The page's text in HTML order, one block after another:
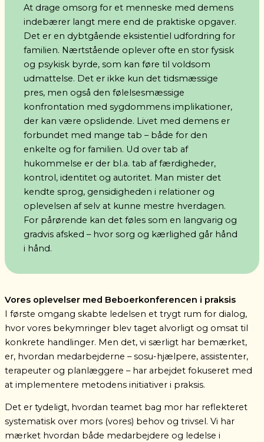
At drage omsorg for et menneske med demens
indebærer langt mere end de praktiske opgaver.
Det er en dybtgående eksistentiel udfordring for
familien. Nærtstående oplever ofte en stor fysisk
og psykisk byrde, som kan føre til voldsom
udmattelse. Det er ikke kun det tidsmæssige
pres, men også den følelsesmæssige
konfrontation med sygdommens implikationer,
der kan være opslidende. Livet med demens er
forbundet med mange tab – både for den
enkelte og for familien. Ud over tab af
hukommelse er der bl.a. tab af færdigheder,
kontrol, identitet og autoritet. Man mister det
kendte sprog, gensidigheden i relationer og
oplevelsen af selv at kunne mestre hverdagen.
For pårørende kan det føles som en langvarig og
gradvis afsked – hvor sorg og kærlighed går hånd
i hånd.
Vores oplevelser med Beboerkonferencen i praksis
I første omgang skabte ledelsen et trygt rum for dialog,
hvor vores bekymringer blev taget alvorligt og omsat til
konkrete handlinger. Men det, vi særligt har bemærket,
er, hvordan medarbejderne – sosu-hjælpere, assistenter,
terapeuter og planlæggere – har arbejdet fokuseret med
at implementere metodens initiativer i praksis.
Det er tydeligt, hvordan teamet bag mor har reflekteret
systematisk over mors (vores) behov og trivsel. Vi har
mærket hvordan både medarbejdere og ledelse i